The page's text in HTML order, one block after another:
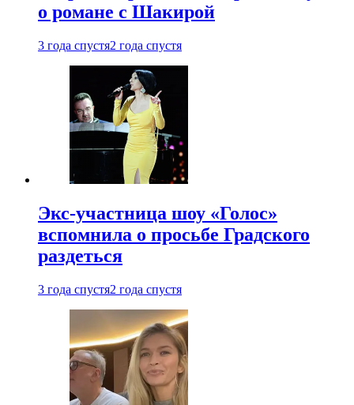
о романе с Шакирой
3 года спустя2 года спустя
Экс-участница шоу «Голос»
вспомнила о просьбе Градского
раздеться
3 года спустя2 года спустя